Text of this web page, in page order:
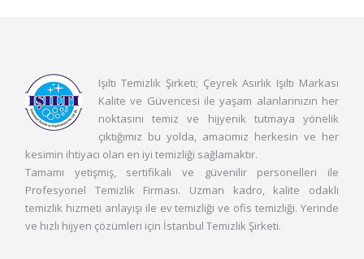
Işıltı Temizlik Şirketi; Çeyrek Asırlık Işıltı Markası
Kalite ve Güvencesi ile yaşam alanlarınızın her
noktasını temiz ve hijyenik tutmaya yönelik
çıktığımız bu yolda, amacımız herkesin ve her
kesimin ihtiyacı olan en iyi temizliği sağlamaktır.
Tamamı yetişmiş, sertifikalı ve güvenilir personelleri ile
Profesyonel Temizlik Firması. Uzman kadro, kalite odaklı
temizlik hizmeti anlayışı ile ev temizliği ve ofis temizliği. Yerinde
ve hızlı hijyen çözümleri için İstanbul Temizlik Şirketi.